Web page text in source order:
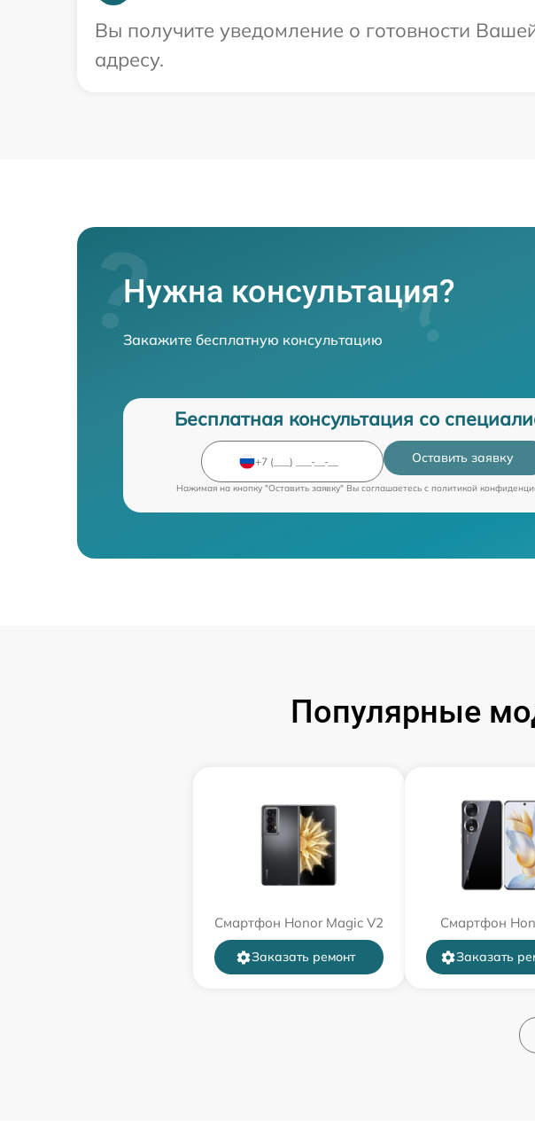
Вы получите уведомление о готовности
адресу.
Нужна консультация?
Закажите бесплатную консультацию
Бесплатная консультация со
Оставить заявку
Нажимая на кнопку "Оставить заявку" Вы соглашаетесь c политикой
Популярные
Смартфон Honor Magic V2
Заказать ремонт
Смартфон
Заказать